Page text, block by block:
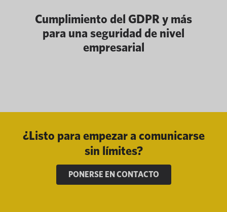
Cumplimiento del GDPR y más
para una seguridad de nivel
empresarial
¿Listo para empezar a comunicarse
sin límites?
PONERSE EN CONTACTO